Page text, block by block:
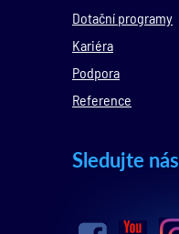
Dotační programy
Kariéra
Podpora
Reference
Sledujte nás